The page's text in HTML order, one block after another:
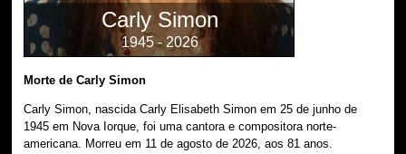
Carly Simon
1945 - 2026
Morte de Carly Simon
Carly Simon, nascida Carly Elisabeth Simon em 25 de junho de
1945 em Nova Iorque, foi uma cantora e compositora norte-
americana. Morreu em 11 de agosto de 2026, aos 81 anos.